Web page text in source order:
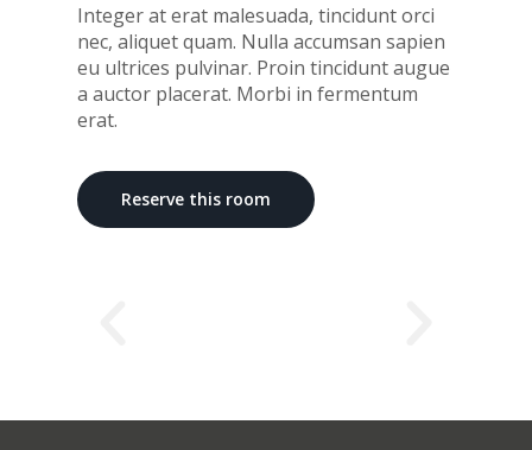
Integer at erat malesuada, tincidunt orci
nec, aliquet quam. Nulla accumsan sapien
eu ultrices pulvinar. Proin tincidunt augue
a auctor placerat. Morbi in fermentum
erat.
Reserve this room